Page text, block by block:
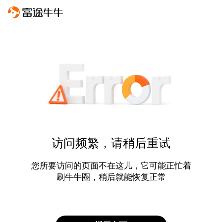
访问频繁，请稍后重试
您所要访问的页面不在这儿，它可能正忙着
刷牛牛圈，稍后就能恢复正常